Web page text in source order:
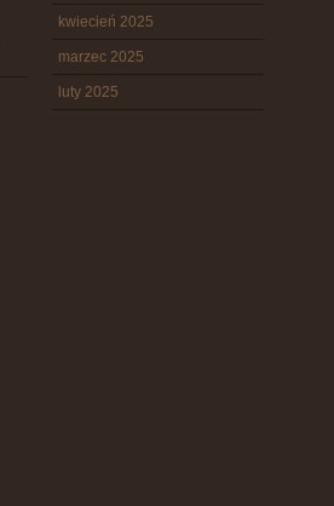
kwiecień 2025
marzec 2025
luty 2025